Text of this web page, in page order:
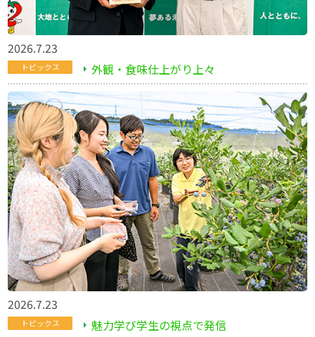
2026.7.23
トピックス 外観・食味仕上がり上々
2026.7.23
トピックス 魅力学び学生の視点で発信